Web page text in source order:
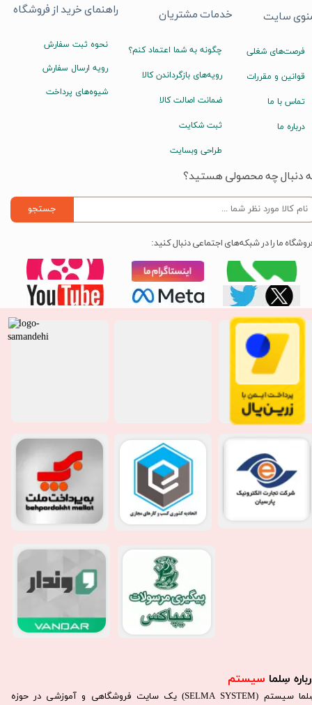
سِلما سیستم​​​​​​​
سِلما سيستم (SELMA SYSTEM) یک سایت فروشگاهی و آموزشی در حوزه
راهنمای خرید از فروشگاه
نحوه ثبت سفارش
رویه ارسال سفارش
شیوه‌های پرداخت
خدمات مشتریان
چگونه به شما اعتماد کنم؟
رویه‌های بازگرداندن کالا
ضمانت اصالت کالا
ثبت شکایت
طراحی وبسایت
سایت
فرصت‌های شغلی
قوانین و مقررات
تماس با ما
درباره ما
دنبال چه محصولی هستید؟
جستجو
ما را در شبکه‌های اجتماعی دنبال کنید: